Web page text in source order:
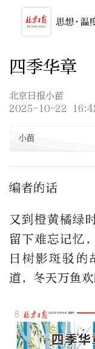
四季华章
北京日报小苗
2025-10-22
小苗
编者的话
又到橙黄橘绿
留下难忘记忆
日树影斑驳的
道，冬天万鱼